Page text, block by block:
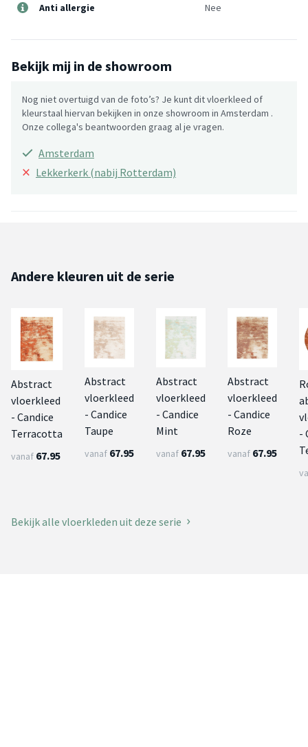
Anti allergie Nee
Bekijk mij in de showroom
Nog niet overtuigd van de foto’s? Je kunt dit vloerkleed of
kleurstaal hiervan bekijken in onze showroom in Amsterdam .
Onze collega's beantwoorden graag al je vragen.
Amsterdam
× Lekkerkerk (nabij Rotterdam)
Andere kleuren uit de serie
Abstract
vloerkleed
- Candice
Terracotta
vanaf 67.95
Abstract
vloerkleed
- Candice
Taupe
vanaf 67.95
Abstract
vloerkleed
- Candice
Mint
vanaf 67.95
Abstract
vloerkleed
- Candice
Roze
vanaf 67.95
-
Bekijk alle vloerkleden uit deze serie